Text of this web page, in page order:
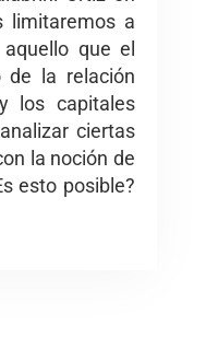
limitaremos a
que el
de la relación
los capitales
ciertas
la noción de
esto posible?